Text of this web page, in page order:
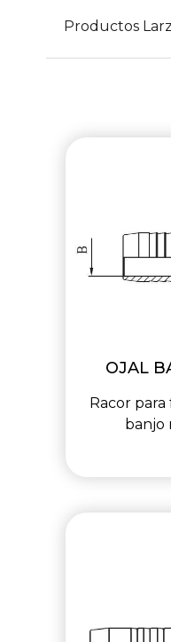
Productos
OJAL
Racor
banjo